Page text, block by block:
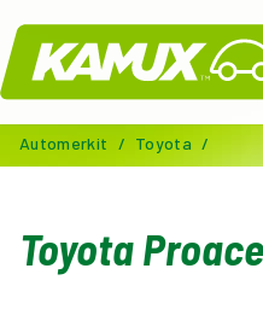
Kamux
Automerkit / Toyota /
Toyota